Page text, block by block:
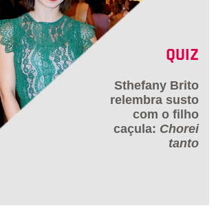
QUIZ
Sthefany Brito
relembra susto
com o filho
caçula: Chorei
tanto